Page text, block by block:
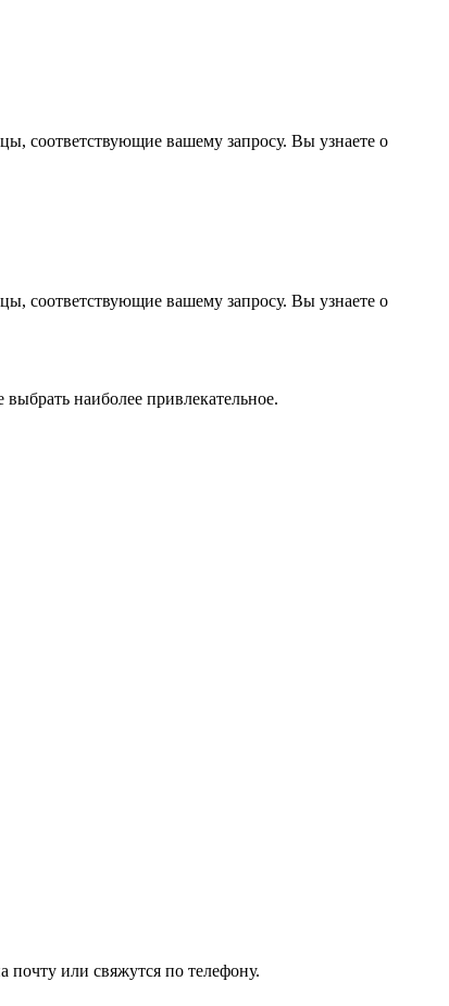
соответствующие вашему запросу. Вы узнаете о
соответствующие вашему запросу. Вы узнаете о
наиболее привлекательное.
или свяжутся по телефону.